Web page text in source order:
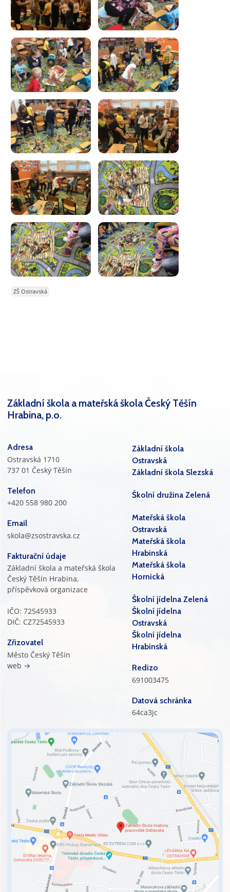
ZŠ Ostravská
Základní škola a mateřská škola Český Těšín
Hrabina, p.o.
Adresa
Ostravská 1710
737 01 Český Těšín
Telefon
+420 558 980 200
Email
skola@zsostravska.cz
Fakturační údaje
Základní škola a mateřská škola
Český Těšín Hrabina,
příspěvková organizace
IČO: 72545933
DIČ: CZ72545933
Zřizovatel
Město Český Těšín
web →
Základní škola
Ostravská
Základní škola Slezská
Školní družina Zelená
Mateřská škola
Ostravská
Mateřská škola
Hrabinská
Mateřská škola
Hornická
Školní jídelna Zelená
Školní jídelna
Ostravská
Školní jídelna
Hrabinská
Redizo
691003475
Datová schránka
64ca3jc